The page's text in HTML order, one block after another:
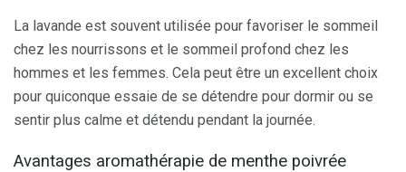
La lavande est souvent utilisée pour favoriser le sommeil
chez les nourrissons et le sommeil profond chez les
hommes et les femmes. Cela peut être un excellent choix
pour quiconque essaie de se détendre pour dormir ou se
sentir plus calme et détendu pendant la journée.
Avantages aromathérapie de menthe poivrée